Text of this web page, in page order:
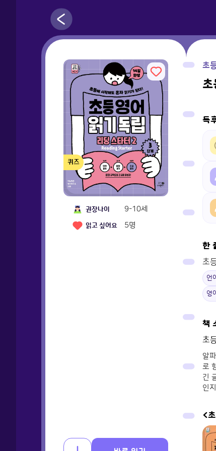
퀴즈
권장나이 9-10세
읽고 싶어요 5명
초
초
독
한
초
언
영
책
초
알
로
긴
인
<